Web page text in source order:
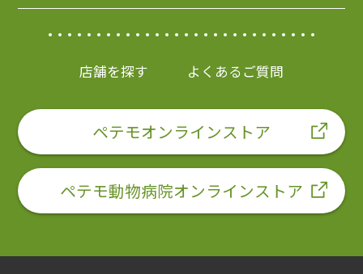
店舗を探す よくあるご質問
ペテモオンラインストア
ペテモ動物病院オンラインストア